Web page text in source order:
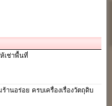
เช่าพื้นที่
ร้านอร่อย ครบเครื่องเรื่องวัตถุดิบ